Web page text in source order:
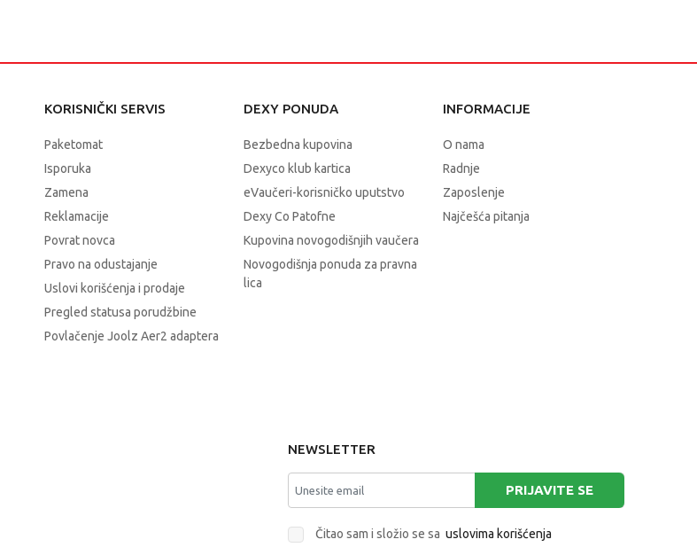
KORISNIČKI SERVIS
Paketomat
Isporuka
Zamena
Reklamacije
Povrat novca
Pravo na odustajanje
Uslovi korišćenja i prodaje
Pregled statusa porudžbine
Povlačenje Joolz Aer2 adaptera
DEXY PONUDA
Bezbedna kupovina
Dexyco klub kartica
eVaučeri-korisničko uputstvo
Dexy Co Patofne
Kupovina novogodišnjih vaučera
Novogodišnja ponuda za pravna
lica
INFORMACIJE
O nama
Radnje
Zaposlenje
Najčešća pitanja
NEWSLETTER
PRIJAVITE SE
Čitao sam i složio se sa uslovima korišćenja